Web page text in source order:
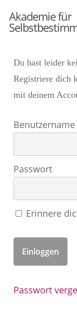
Akademie für
Du hast leider
Registriere dich
mit deinem
Passwort
Erinnere
Passwort